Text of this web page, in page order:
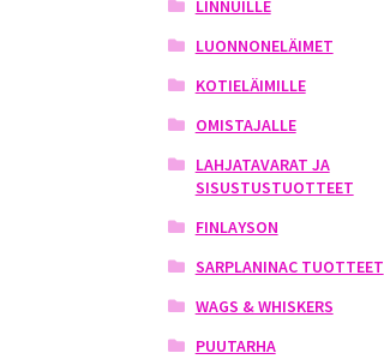
LINNUILLE
LUONNONELÄIMET
KOTIELÄIMILLE
OMISTAJALLE
LAHJATAVARAT JA
SISUSTUSTUOTTEET
FINLAYSON
SARPLANINAC TUOTTEET
WAGS & WHISKERS
PUUTARHA